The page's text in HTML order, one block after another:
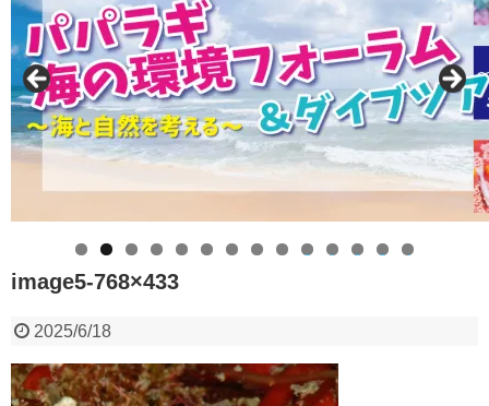
0 1 2 3 4
image5-768×433
2025/6/18